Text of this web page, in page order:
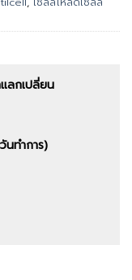
ลกเปลี่ยน
นทำการ)